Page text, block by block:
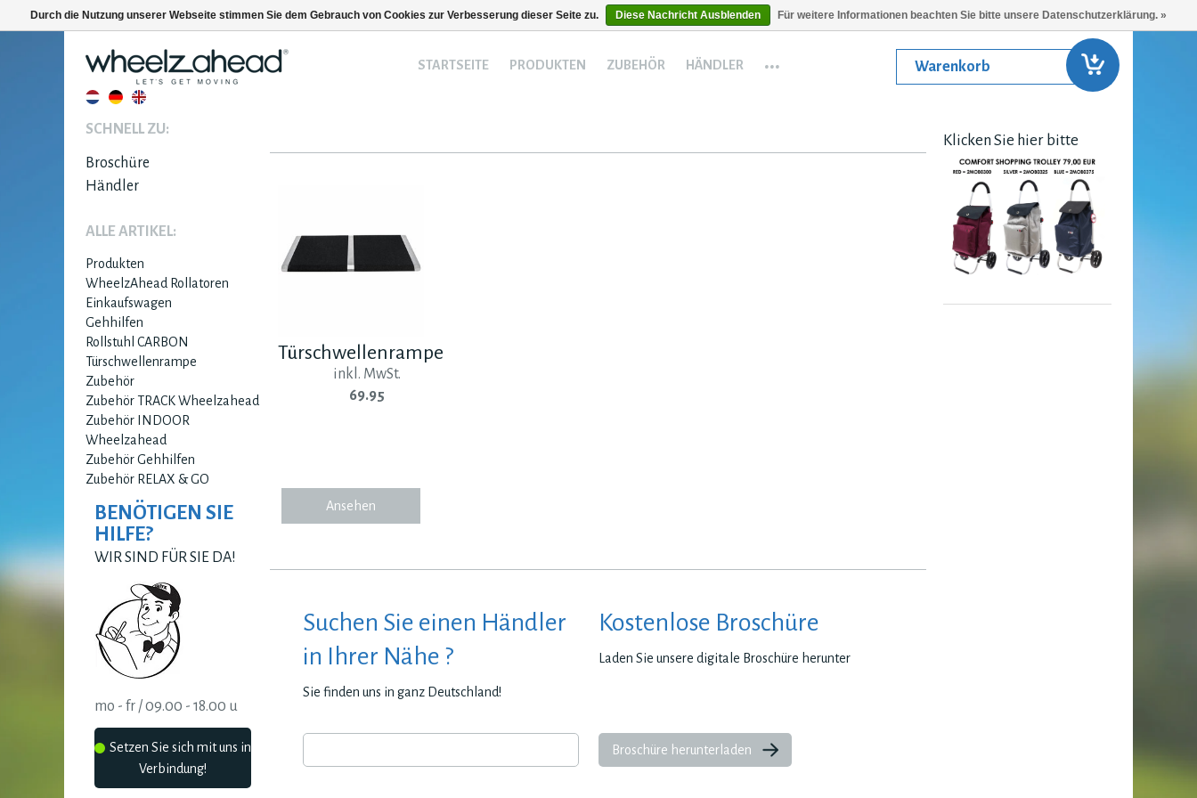
STARTSEITE PRODUKTEN ZUBEHÖR HÄNDLER ... Warenkorb
SCHNELL ZU:
Broschüre
Händler
ALLE ARTIKEL:
Produkten
WheelzAhead Rollatoren
Einkaufswagen
Gehhilfen
Rollstuhl CARBON
Türschwellenrampe
Zubehör
Zubehör TRACK Wheelzahead
Zubehör INDOOR
Wheelzahead
Zubehör Gehhilfen
Zubehör RELAX & GO
BENÖTIGEN SIE
HILFE?
WIR SIND FÜR SIE DA!
mo - fr / 09.00 - 18.00 u
Setzen Sie sich mit uns in
Verbindung!
Türschwellenrampe
inkl. MwSt.
69.95
Ansehen
Suchen Sie einen Händler
in Ihrer Nähe ?
Sie finden uns in ganz Deutschland!
Kostenlose Broschüre
Laden Sie unsere digitale Broschüre herunter
Broschüre herunterladen
Klicken Sie hier bitte
Durch die Nutzung unserer Webseite stimmen Sie dem Gebrauch von Cookies zur Verbesserung dieser Seite zu. Diese Nachricht Ausblenden Für weitere Informationen beachten Sie bitte unsere Datenschutzerklärung. »